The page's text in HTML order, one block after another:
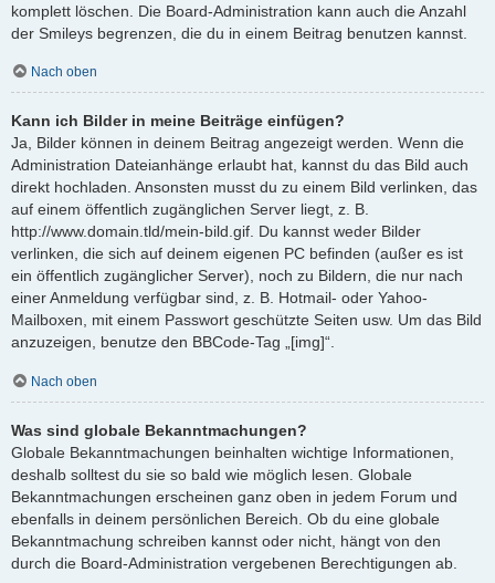
komplett löschen. Die Board-Administration kann auch die Anzahl
der Smileys begrenzen, die du in einem Beitrag benutzen kannst.
Nach oben
Kann ich Bilder in meine Beiträge einfügen?
Ja, Bilder können in deinem Beitrag angezeigt werden. Wenn die
Administration Dateianhänge erlaubt hat, kannst du das Bild auch
direkt hochladen. Ansonsten musst du zu einem Bild verlinken, das
auf einem öffentlich zugänglichen Server liegt, z. B.
http://www.domain.tld/mein-bild.gif. Du kannst weder Bilder
verlinken, die sich auf deinem eigenen PC befinden (außer es ist
ein öffentlich zugänglicher Server), noch zu Bildern, die nur nach
einer Anmeldung verfügbar sind, z. B. Hotmail- oder Yahoo-
Mailboxen, mit einem Passwort geschützte Seiten usw. Um das Bild
anzuzeigen, benutze den BBCode-Tag „[img]“.
Nach oben
Was sind globale Bekanntmachungen?
Globale Bekanntmachungen beinhalten wichtige Informationen,
deshalb solltest du sie so bald wie möglich lesen. Globale
Bekanntmachungen erscheinen ganz oben in jedem Forum und
ebenfalls in deinem persönlichen Bereich. Ob du eine globale
Bekanntmachung schreiben kannst oder nicht, hängt von den
durch die Board-Administration vergebenen Berechtigungen ab.